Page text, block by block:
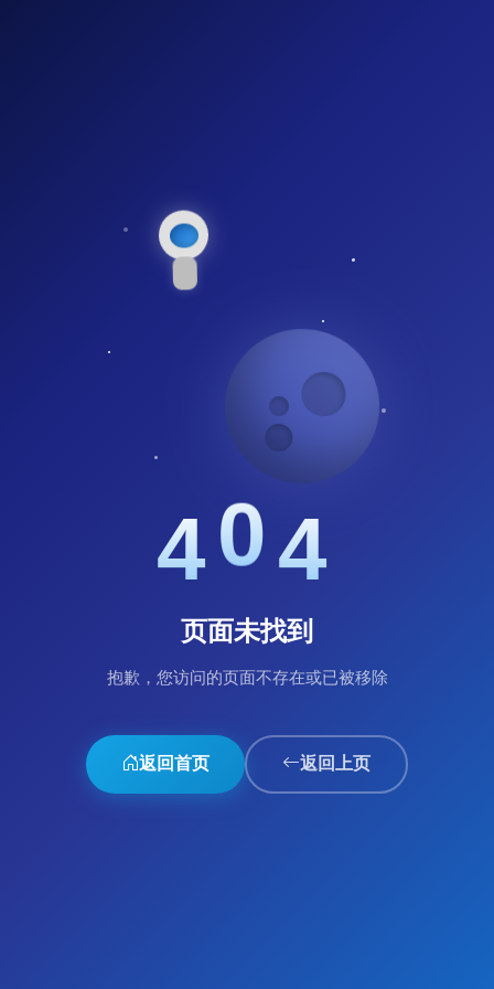
404
页面未找到
抱歉，您访问的页面不存在或已被移除
返回首页 返回上页